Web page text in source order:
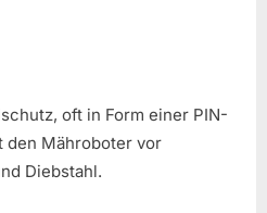
oft in Form einer PIN-
den Mähroboter vor
Diebstahl.